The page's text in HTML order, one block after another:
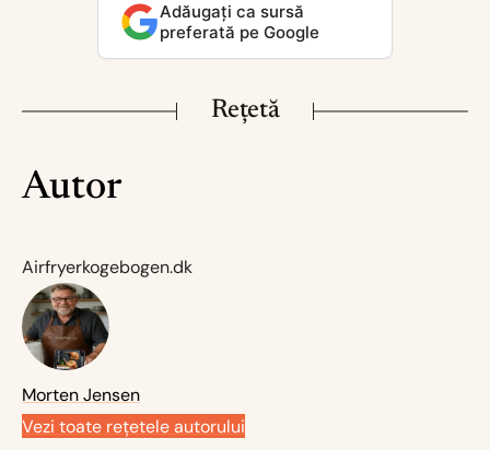
Adăugați ca sursă
preferată pe Google
Rețetă
Autor
Airfryerkogebogen.dk
Morten Jensen
Vezi toate rețetele autorului